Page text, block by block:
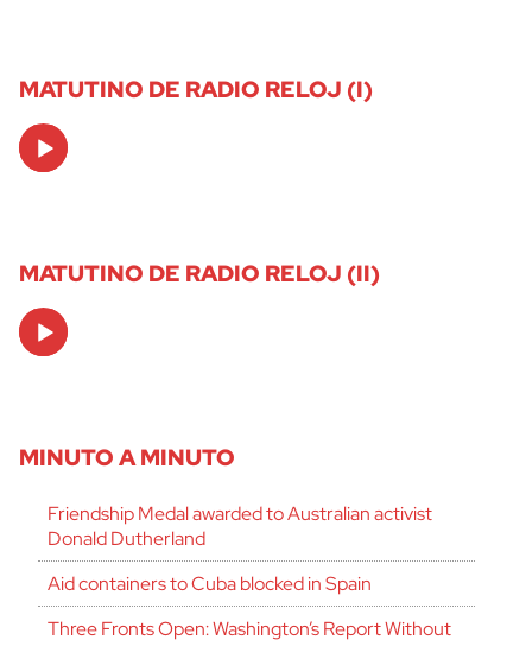
MATUTINO DE RADIO RELOJ (I)
Audio
Player
MATUTINO DE RADIO RELOJ (II)
Audio
Player
MINUTO A MINUTO
Friendship Medal awarded to Australian activist
Donald Dutherland
Aid containers to Cuba blocked in Spain
Three Fronts Open: Washington’s Report Without